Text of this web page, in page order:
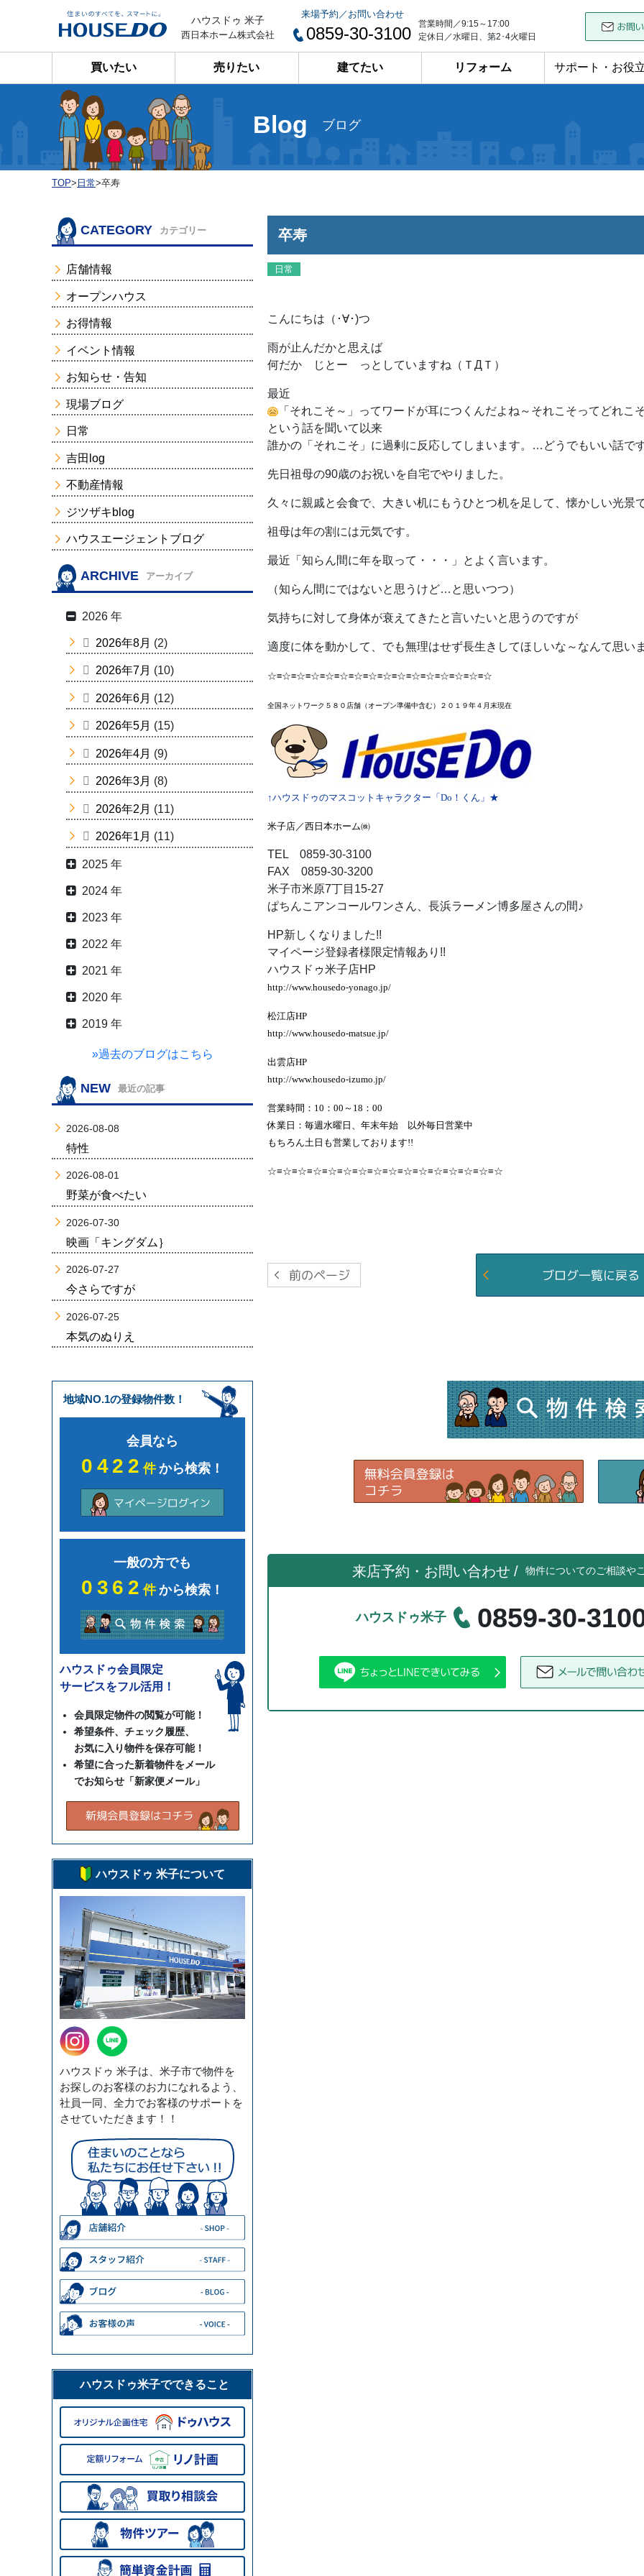
ハウスドゥ 米子
西日本ホーム株式会社
来場予約／お問い合わせ
0859-30-3100
営業時間／9:15～17:00
定休日／水曜日、第2･4火曜日
買いたい 売りたい 建てたい リフォーム サポート・お役
Blog ブログ
TOP> 日常>卒寿
卒寿
日常
こんにちは（･∀･)つ
雨が止んだかと思えば
何だか じとー っとしていますね（ＴДＴ）
最近
「それこそ～」ってワードが耳につくんだよね～それこそってどれこ
という話を聞いて以来
誰かの「それこそ」に過剰に反応してしまいます。…どうでもいい話で
先日祖母の90歳のお祝いを自宅でやりました。
久々に親戚と会食で、大きい机にもうひとつ机を足して、懐かしい光景
祖母は年の割には元気です。
最近「知らん間に年を取って・・・」とよく言います。
（知らん間にではないと思うけど…と思いつつ）
気持ちに対して身体が衰えてきたと言いたいと思うのですが
適度に体を動かして、でも無理はせず長生きしてほしいな～なんて思い
☆≡☆≡☆≡☆≡☆≡☆≡☆≡☆≡☆≡☆≡☆≡☆≡☆≡☆≡☆≡☆
全国ネットワーク５８０店舗 （オープン準備中含む）２０１９年４月末現在
↑ハウスドゥのマスコットキャラクター「Do！くん」★
米子店／西日本ホーム㈱
TEL 0859-30-3100
FAX 0859-30-3200
米子市米原7丁目15-27
ぱちんこアンコールワンさん、長浜ラーメン博多屋さんの間♪
HP新しくなりました!!
マイページ登録者様限定情報あり!!
ハウスドゥ米子店HP
http://www.housedo-yonago.jp/
松江店HP
http://www.housedo-matsue.jp/
出雲店HP
http://www.housedo-izumo.jp/
営業時間：10：00～18：00
休業日：毎週水曜日、年末年始 以外毎日営業中
もちろん土日も営業しております!!
☆≡☆≡☆≡☆≡☆≡☆≡☆≡☆≡☆≡☆≡☆≡☆≡☆≡☆≡☆≡☆
来店予約・お問い合わせ / 物件についてのご相談や
ハウスドゥ米子 0859-30-
CATEGORY カテゴリー
店舗情報
オープンハウス
お得情報
イベント情報
お知らせ・告知
現場ブログ
日常
吉田log
不動産情報
ジツザキblog
ハウスエージェントブログ
ARCHIVE アーカイブ
2026 年
2026年8月 (2)
2026年7月 (10)
2026年6月 (12)
2026年5月 (15)
2026年4月 (9)
2026年3月 (8)
2026年2月 (11)
2026年1月 (11)
2025 年
2024 年
2023 年
2022 年
2021 年
2020 年
2019 年
»過去のブログはこちら
NEW 最近の記事
2026-08-08
特性
2026-08-01
野菜が食べたい
2026-07-30
映画「キングダム｝
2026-07-27
今さらですが
2026-07-25
本気のぬりえ
地域NO.1の登録物件数！
会員なら
0422件から検索！
一般の方でも
0362件から検索！
ハウスドゥ会員限定
サービスをフル活用！
会員限定物件の閲覧が可能！
希望条件、チェック履歴、
お気に入り物件を保存可能！
希望に合った新着物件をメール
でお知らせ「新家便メール」
ハウスドゥ 米子について
ハウスドゥ 米子は、米子市で物件を
お探しのお客様のお力になれるよう、
社員一同、全力でお客様のサポートを
させていただきます！！
ハウスドゥ米子でできること